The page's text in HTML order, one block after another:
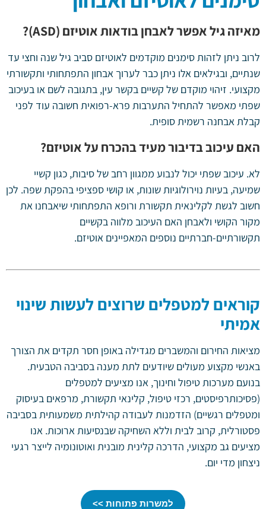
מאיזה גיל אפשר לאבחן בודאות אוטיזם (ASD)?
לרוב ניתן לזהות סימנים מוקדמים לאוטיזם סביב גיל שנה וחצי עד
שנתיים, ובגילאים אלו ניתן כבר לערוך אבחון התפתחותי ותקשורתי
מקצועי. זיהוי מוקדם של קשיים בקשר עין, בתגובה לשם או בעיכוב
שפתי מאפשר להתחיל התערבות פרא-רפואית חשובה עוד לפני
קבלת אבחנה רשמית סופית.
האם עיכוב בדיבור מעיד בהכרח על אוטיזם?
לא. עיכוב שפתי יכול לנבוע ממגוון רחב של סיבות, כגון קשיי
שמיעה, בעיות נוירולוגיות שונות, או קושי ספציפי בהפקת שפה. לכן
חשוב לגשת לקלינאית תקשורת ורופא התפתחותי שיאבחנו את
מקור הקושי ולאבחן האם העיכוב מלווה בקשיים
תקשורתיים-חברתיים נוספים המאפיינים אוטיזם.
קוראים למטפלים שרוצים לעשות שינוי
אמיתי
מציאות החירום והמשברים מגדילה באופן חסר תקדים את הצורך
באנשי מקצוע מעולים שיודעים לתת מענה בסביבה הטבעית.
בנועם מערכות טיפול וחינוך, אנו מציעים למטפלים
(פסיכותרפיסטים, רכזי טיפול, קלינאי תקשורת, מרפאים בעיסוק
ומטפלים רגשיים) הזדמנות לעבודה קהילתית משמעותית בסביבה
פסטורלית, קרוב לבית וללא השחיקה שבנסיעות ארוכות. אנו
מציעים גב מקצועי, הדרכה קלינית מובנית ואוטונומיה לייצר רגעי
ניצחון מדי יום.
למשרות פתוחות >>